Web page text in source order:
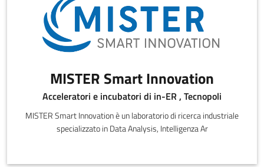
MISTER Smart Innovation
Acceleratori e incubatori di in-ER , Tecnopoli
MISTER Smart Innovation è un laboratorio di ricerca industriale
specializzato in Data Analysis, Intelligenza Ar